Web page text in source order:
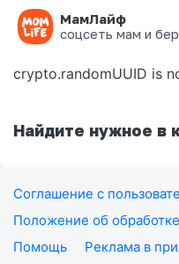
МамЛайф
соцсеть мам и
Ошибка на
crypto.randomUUID is
Найдите нужное в
Соглашение с
Положение об
Помощь
Реклама в